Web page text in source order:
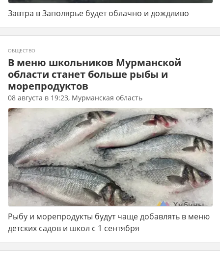
Завтра в Заполярье будет облачно и дождливо
ОБЩЕСТВО
В меню школьников Мурманской
области станет больше рыбы и
морепродуктов
08 августа в 19:23, Мурманская область
Рыбу и морепродукты будут чаще добавлять в меню
детских садов и школ с 1 сентября